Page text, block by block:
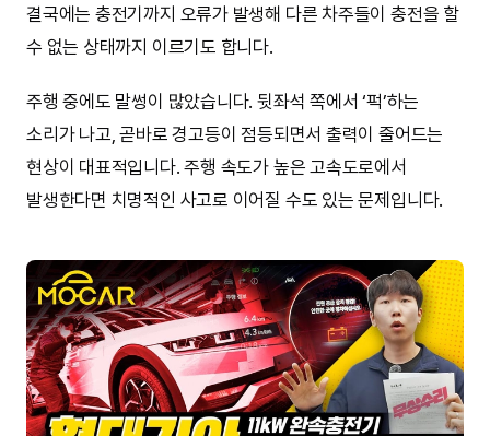
결국에는 충전기까지 오류가 발생해 다른 차주들이 충전을 할
수 없는 상태까지 이르기도 합니다.
주행 중에도 말썽이 많았습니다. 뒷좌석 쪽에서 ‘퍽’하는
소리가 나고, 곧바로 경고등이 점등되면서 출력이 줄어드는
현상이 대표적입니다. 주행 속도가 높은 고속도로에서
발생한다면 치명적인 사고로 이어질 수도 있는 문제입니다.